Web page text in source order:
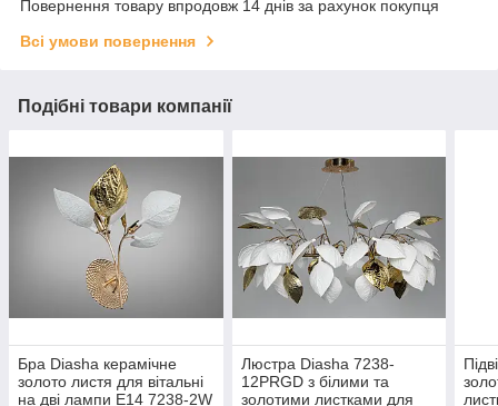
Повернення товару впродовж 14 днів за рахунок покупця
Всі умови повернення
Подібні товари компанії
Бра Diasha керамічне
золото листя для вітальні
на дві лампи E14 7238-2W
Люстра Diasha 7238-
12PRGD з білими та
золотими листками для